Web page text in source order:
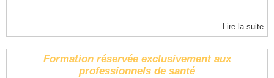
Lire la suite
Formation réservée exclusivement aux
professionnels de santé